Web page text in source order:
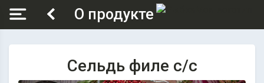
О продукте
Сельдь филе с/с